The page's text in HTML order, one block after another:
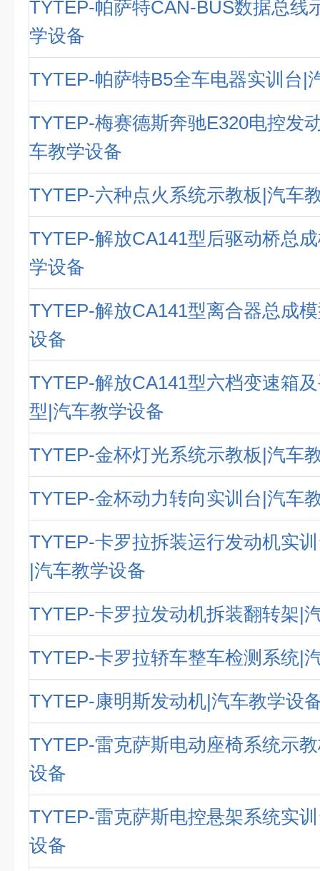
TYTEP-帕萨特CAN-BUS数据总线
学设备
TYTEP-帕萨特B5全车电器实训台|
TYTEP-梅赛德斯奔驰E320电控发
车教学设备
TYTEP-六种点火系统示教板|汽车
TYTEP-解放CA141型后驱动桥总
学设备
TYTEP-解放CA141型离合器总成
设备
TYTEP-解放CA141型六档变速箱
型|汽车教学设备
TYTEP-金杯灯光系统示教板|汽车
TYTEP-金杯动力转向实训台|汽车
TYTEP-卡罗拉拆装运行发动机实
|汽车教学设备
TYTEP-卡罗拉发动机拆装翻转架|
TYTEP-卡罗拉轿车整车检测系统|
TYTEP-康明斯发动机|汽车教学设
TYTEP-雷克萨斯电动座椅系统示
设备
TYTEP-雷克萨斯电控悬架系统实
设备